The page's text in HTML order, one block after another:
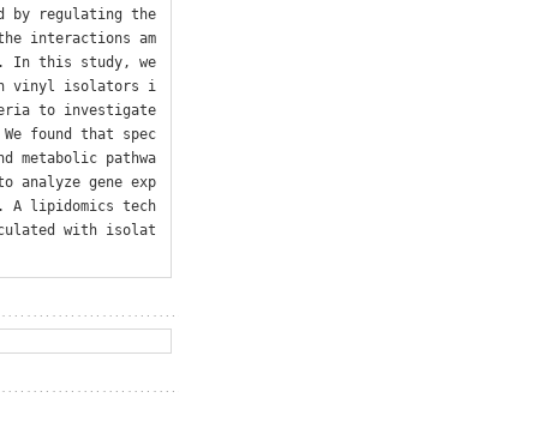
by regulating the
interactions am
In this study, we
vinyl isolators i
to investigate
found that spec
metabolic pathwa
analyze gene exp
A lipidomics tech
with isolat